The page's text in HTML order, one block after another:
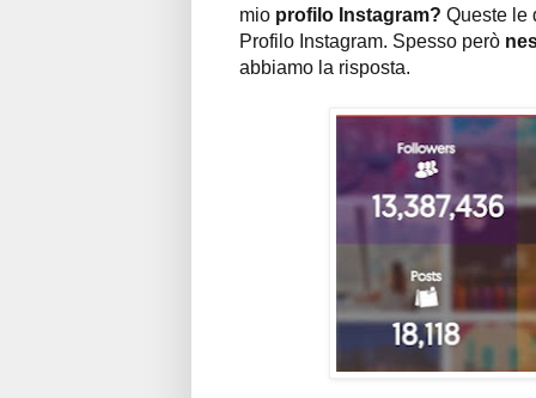
mio profilo Instagram? Queste le
Profilo Instagram. Spesso però
abbiamo la risposta.